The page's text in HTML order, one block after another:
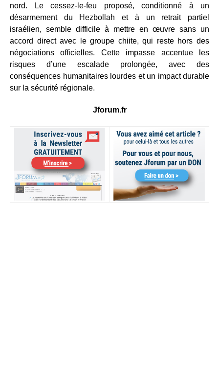
nord. Le cessez-le-feu proposé, conditionné à un
désarmement du Hezbollah et à un retrait partiel
israélien, semble difficile à mettre en œuvre sans un
accord direct avec le groupe chiite, qui reste hors des
négociations officielles. Cette impasse accentue les
risques d’une escalade prolongée, avec des
conséquences humanitaires lourdes et un impact durable
sur la sécurité régionale.
Jforum.fr